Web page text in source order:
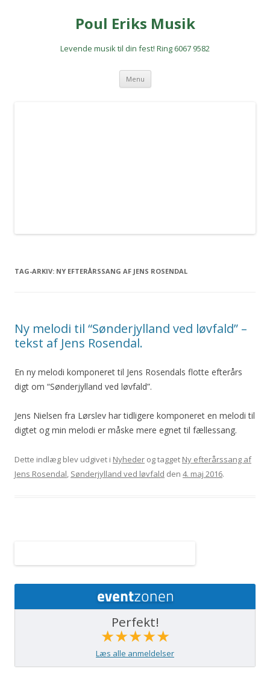
Poul Eriks Musik
Levende musik til din fest! Ring 6067 9582
Menu Hop
indhold
TAG-ARKIV: NY EFTERÅRSSANG AF JENS ROSENDAL
Ny melodi til “Sønderjylland ved løvfald” –
tekst af Jens Rosendal.
En ny melodi komponeret til Jens Rosendals flotte efterårs
digt om “Sønderjylland ved løvfald”.
Jens Nielsen fra Lørslev har tidligere komponeret en melodi til
digtet og min melodi er måske mere egnet til fællessang.
Dette indlæg blev udgivet i Nyheder og tagget Ny efterårssang af
Jens Rosendal, Sønderjylland ved løvfald den 4. maj 2016.
Perfekt!
★★★★★
Læs alle anmeldelser